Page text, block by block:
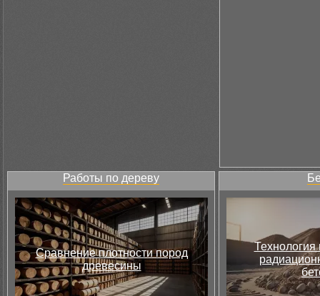
Работы по дереву
Сравнение плотности пород
древесины
Технология